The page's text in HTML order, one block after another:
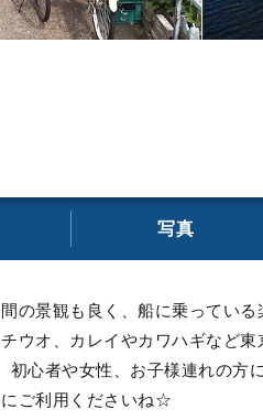
写真
の景観も良く、船に乗っている
ウオ、カレイやカワハギなど
心者や女性、お子様連れの方
ご利用くださいね☆